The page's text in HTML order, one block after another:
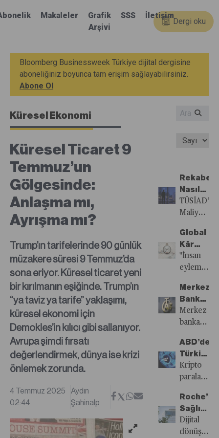
Makaleler
Grafik
Arşivi
SSS İletişim
Dergi oku
Bloomberg Businessweek Türkiye dijital dergisine
aboneliğiniz boyunca tam erişim sağlayabilirsiniz.
Abone Ol
Küresel Ekonomi
Küresel Ticaret 9
Temmuz’un
Gölgesinde:
Anlaşma mı,
Ayrışma mı?
Trump’ın tarifelerinde 90 günlük
müzakere süresi 9 Temmuz’da
sona eriyor. Küresel ticaret yeni
bir kırılmanın eşiğinde. Trump’ın
“ya taviz ya tarife” yaklaşımı,
küresel ekonomi için
Demokles’in kılıcı gibi sallanıyor.
Avrupa şimdi fırsatı
değerlendirmek, dünya ise krizi
önlemek zorunda.
4 Temmuz 2025
02:44
Aydın
Şahinalp
Nasıl
Nasıl
TÜSİAD’ın
Maliyet
Rekabet
Gücü
Endeksi
son
yıllarda
nasıl
rakamlarla
ortaya
koydu.
Asıl
kayıp
neden
Soruya
Global
Kâr
Atlası
"İnsan
med-
cezir
vardır.
Onu
yükseldiği
anda
yakalamak,
başarıya
-
William
Merkez
Bankaları
İçin
“Söz
Sükut
Altın”
mı?
Merkez
bankası
ve
iletişimleri,
sadece
bir yan
unsur
değil,
merkez
ABD’den
Kripto
Oyun
Planı
Kripto
paralar
kurallar
yeniden
yazılıyor:
ABD’den
Roche’un
Sağlıkta
Bütüncül
Vizyonu,
Dijital
dönüşüm,